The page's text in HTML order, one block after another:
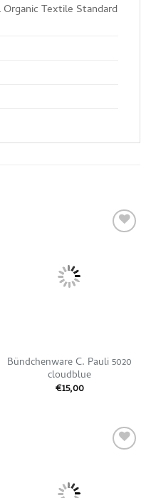
Organic Textile Standard
Bündchenware C. Pauli 5020
cloudblue
€15,00